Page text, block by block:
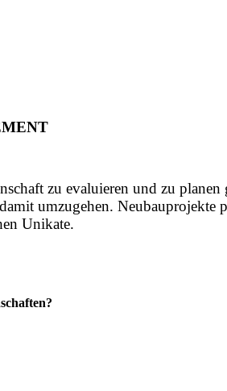
zu evaluieren und zu planen
umzugehen.
Unikate.